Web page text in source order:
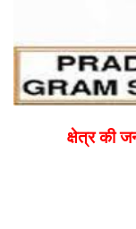
क्षेत्र की